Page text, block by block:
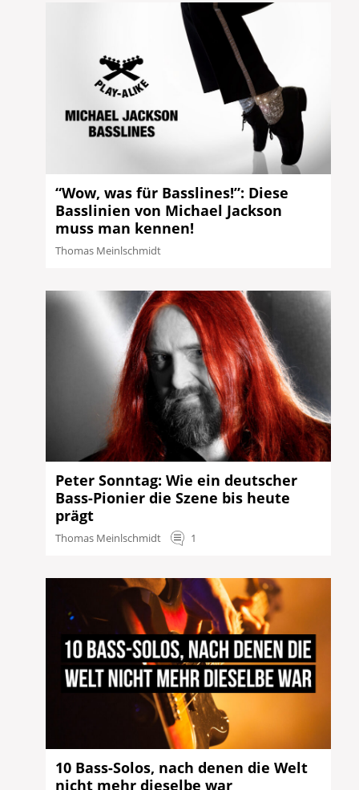
“Wow, was für Basslines!”: Diese
Basslinien von Michael Jackson
muss man kennen!
Thomas Meinlschmidt
Peter Sonntag: Wie ein deutscher
Bass-Pionier die Szene bis heute
prägt
Thomas Meinlschmidt 1
10 Bass-Solos, nach denen die Welt
nicht mehr dieselbe war